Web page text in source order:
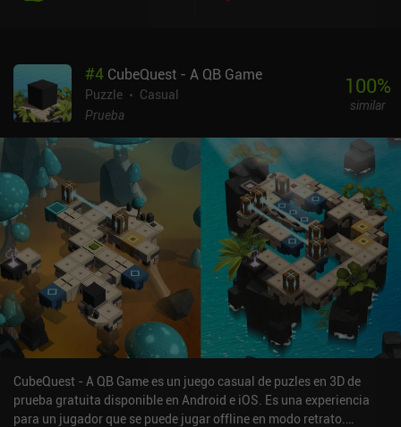
#4 CubeQuest - A QB Game
Puzzle
Casual
Prueba
100%
similar
CubeQuest - A QB Game es un juego casual de puzles en 3D de
prueba gratuita disponible en Android e iOS. Es una experiencia
para un jugador que se puede jugar offline en modo retrato.